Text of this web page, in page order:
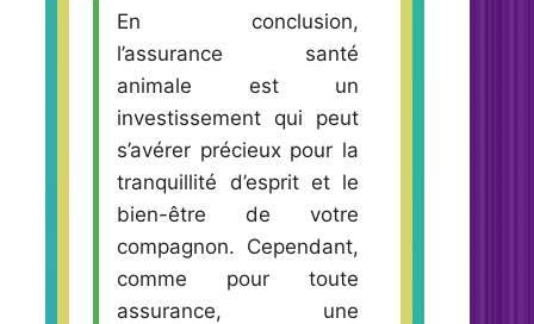
En conclusion,
l’assurance santé
animale est un
investissement qui peut
s’avérer précieux pour la
tranquillité d’esprit et le
bien-être de votre
compagnon. Cependant,
comme pour toute
assurance, une